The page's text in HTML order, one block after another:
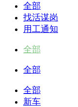
全部
找活谋岗
用工通知
全部
全部
全部
新车